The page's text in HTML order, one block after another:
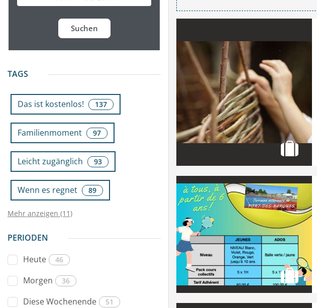
Suchen
PERIODEN
Heute
46
Morgen 36
Diese Wochenende 51
TAGS
Das ist kostenlos! 137
Familienmoment 97
Leicht zugänglich 93
Wenn es regnet 89
Mehr anzeigen (11)